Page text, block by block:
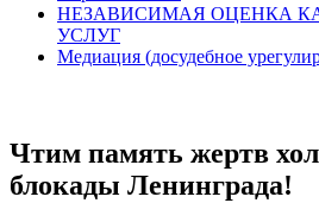
НЕЗАВИСИМАЯ ОЦЕНКА
УСЛУГ
Медиация (досудебное
Чтим память жертв
блокады Ленинграда!